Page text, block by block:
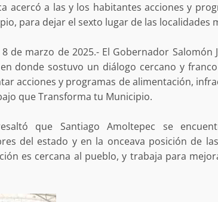
acercó a las y los habitantes acciones y
para dejar el sexto lugar de las localidades
de marzo de 2025.- El Gobernador
donde sostuvo un diálogo cercano y
acciones y programas de alimentación,
que Transforma tu Municipio.
que Santiago Amoltepec se
del estado y en la onceava posición de
es cercana al pueblo, y trabaja para
a cinco mujeres oaxaqueñas
destacadas
7 agosto